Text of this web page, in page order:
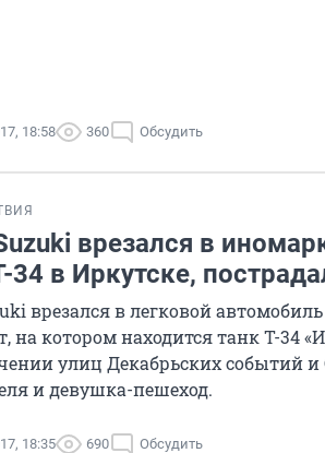
18:58 360 Обсудить
врезался в
34 в Иркутске,
врезался в легковой
на котором находится танк Т-34
улиц Декабрьских событий и
и девушка-пешеход.
18:35 690 Обсудить